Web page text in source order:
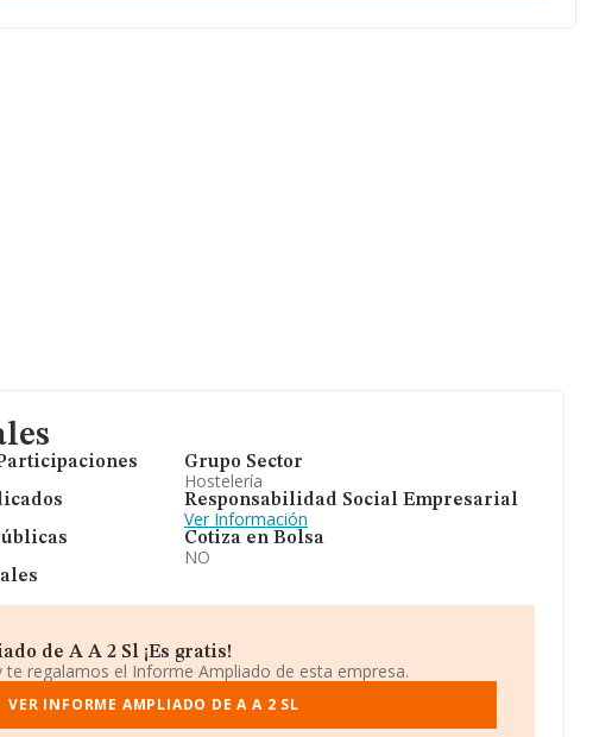
Grupo Sector
Hostelería
Responsabilidad Social Empresarial
Ver Información
Cotiza en Bolsa
NO
de A A 2 Sl ¡Es gratis!
regalamos el Informe Ampliado de esta empresa.
VER INFORME AMPLIADO DE A A 2 SL